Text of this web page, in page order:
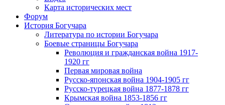
Карта исторических мест
Форум
История Богучара
Литература по истории Богучара
Боевые страницы Богучара
Революция и гражданская война 1917-
1920 гг
Первая мировая война
Русско-японская война 1904-1905 гг
Русско-турецкая война 1877-1878 гг
Крымская война 1853-1856 гг